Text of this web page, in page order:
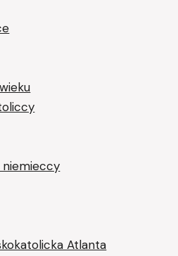
niemieccy
Atlanta